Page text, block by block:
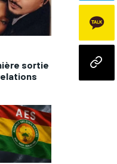
sortie